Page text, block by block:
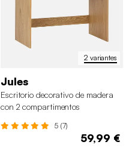
2 variantes
Jules
Escritorio decorativo de madera
con 2 compartimentos
5 (7)
59,99 €